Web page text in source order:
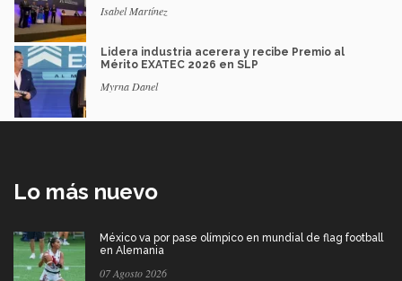
Isabel Martínez
Lidera industria acerera y recibe Premio al
Mérito EXATEC 2026 en SLP
Myrna Danel
Lo más nuevo
México va por pase olímpico en mundial de flag football
en Alemania
07 Agosto 2026